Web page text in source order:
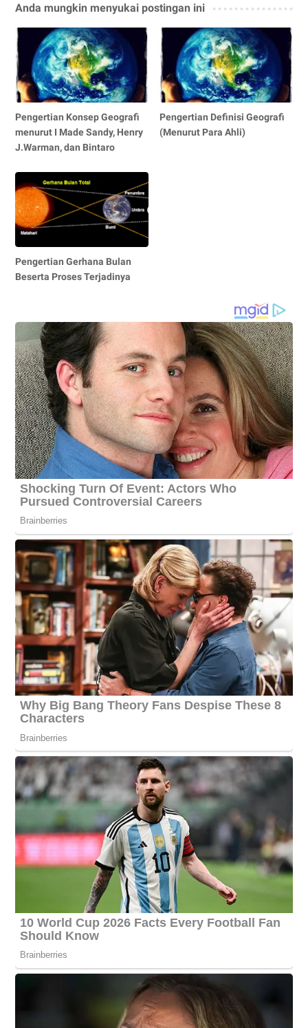
Anda mungkin menyukai postingan ini
Pengertian Konsep Geografi
menurut I Made Sandy, Henry
J.Warman, dan Bintaro
Pengertian Definisi Geografi
(Menurut Para Ahli)
Pengertian Gerhana Bulan
Beserta Proses Terjadinya